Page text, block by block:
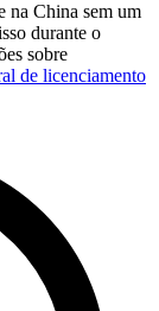
na China sem um
durante o
sobre
de licenciamento